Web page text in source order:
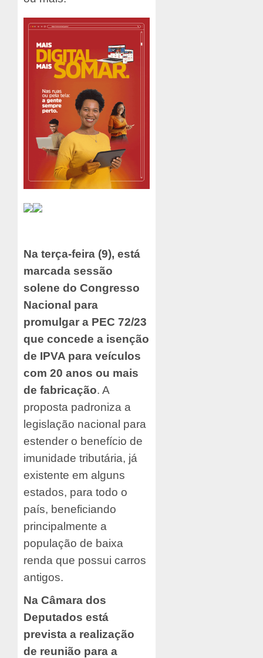
Na terça-feira (9), está
marcada sessão
solene do Congresso
Nacional para
promulgar a PEC 72/23
que concede a isenção
de IPVA para veículos
com 20 anos ou mais
de fabricação. A
proposta padroniza a
legislação nacional para
estender o benefício de
imunidade tributária, já
existente em alguns
estados, para todo o
país, beneficiando
principalmente a
população de baixa
renda que possui carros
antigos.
Na Câmara dos
Deputados está
prevista a realização
de reunião para a